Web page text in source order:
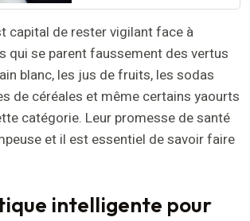
capital de rester vigilant face à
qui se parent faussement des vertus
blanc, les jus de fruits, les sodas
de céréales et même certains yaourts
catégorie. Leur promesse de santé
et il est essentiel de savoir faire
intelligente pour